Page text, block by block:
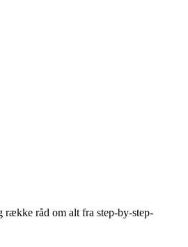
række råd om alt fra step-by-step-